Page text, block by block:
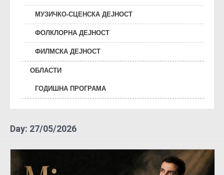
МУЗИЧКО-СЦЕНСКА ДЕЈНОСТ
ФОЛКЛОРНА ДЕЈНОСТ
ФИЛМСКА ДЕЈНОСТ
ОБЛАСТИ
ГОДИШНА ПРОГРАМА
Day: 27/05/2026